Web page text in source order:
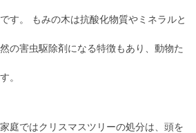
す。 もみの木は抗酸化物質やミネラルと
の害虫駆除剤になる特徴もあり、動物た
。
庭ではクリスマスツリーの処分は、頭を